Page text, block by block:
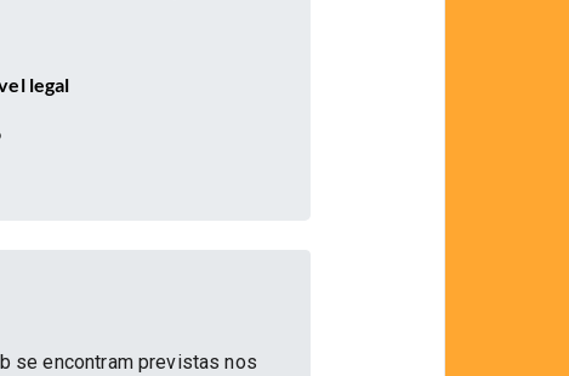
legal
se encontram previstas nos